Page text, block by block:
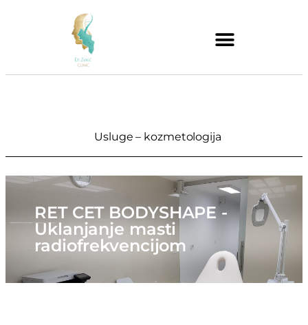
Usluge – kozmetologija
RET CET BODYSHAPE -
Uklanjanje masti
radiofrekvencijom